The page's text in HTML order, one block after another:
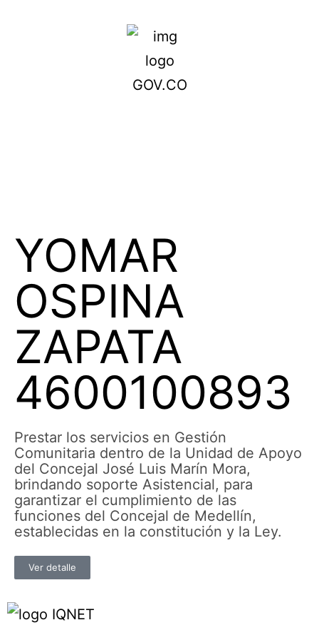
YOMAR
OSPINA
ZAPATA
4600100893
Prestar los servicios en Gestión
Comunitaria dentro de la Unidad de Apoyo
del Concejal José Luis Marín Mora,
brindando soporte Asistencial, para
garantizar el cumplimiento de las
funciones del Concejal de Medellín,
establecidas en la constitución y la Ley.
Ver detalle